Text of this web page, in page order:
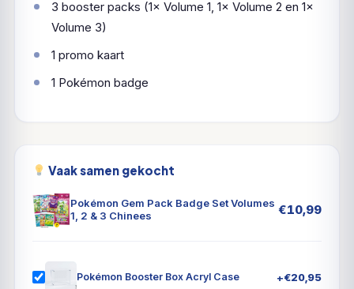
3 booster packs (1× Volume 1, 1× Volume 2 en 1×
Volume 3)
1 promo kaart
1 Pokémon badge
Vaak samen gekocht
Pokémon Gem Pack Badge Set Volumes
1, 2 & 3 Chinees
€10,99
Pokémon Booster Box Acryl Case +€20,95